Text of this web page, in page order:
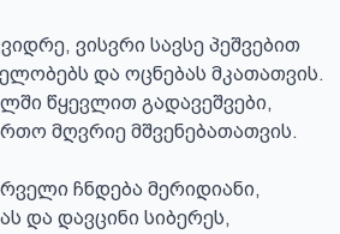
ვისვრი სავსე პეშვებით
და ოცნებას მკათათვის.
წყევლით გადავეშვები,
მღვრიე მშვენებათათვის.
ჩნდება მერიდიანი,
და დავცინი სიბერეს,